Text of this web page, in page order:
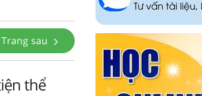
Trang sau
thể